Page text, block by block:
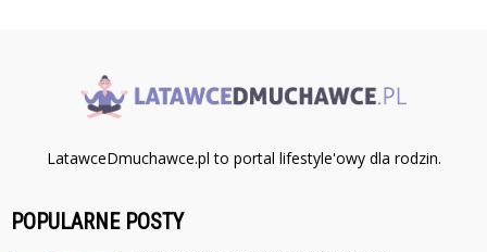
LatawceDmuchawce.pl to portal lifestyle'owy dla rodzin.
POPULARNE POSTY